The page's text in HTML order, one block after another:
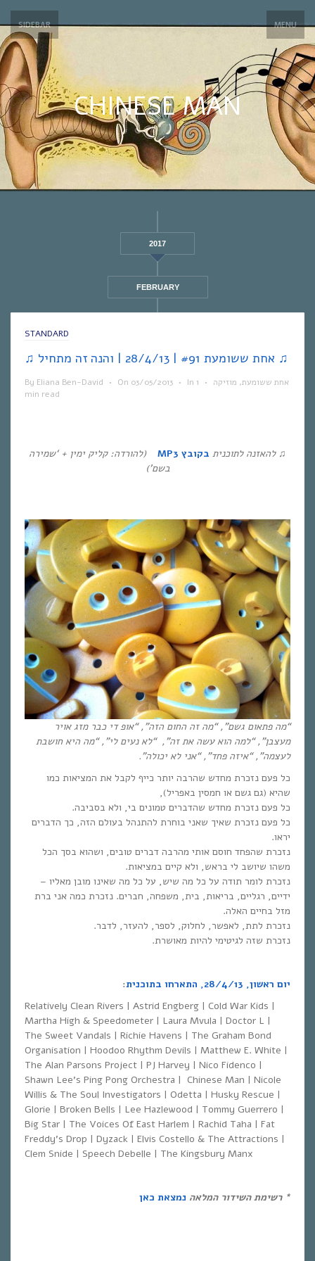
SIDEBAR MENU
CHINESE MAN
2017
FEBRUARY
STANDARD
♫ אחת ששומעת #91 | 28/4/13 | והנה זה מתחיל ♫
By Eliana Ben-David • On 03/05/2013 • In אחת ששומעת, מוזיקה •
1
min read
♫ להאזנה לתוכנית בקובץ MP3
(להורדה: קליק ימין + ‘שמירה
בשם’)
“מה פתאום גשם”, “מה זה החום הזה”, “אופ די כבר מזג אויר
מעצבן”, “למה הוא עשה את זה”, “לא נעים לי”, “מה היא חושבת
לעצמה”, “איזה פחד”, “אני לא יכולה”.
כל פעם נזכרת מחדש שהרבה יותר כייף לקבל את המציאות כמו
שהיא (גם גשם או חמסין באפריל),
כל פעם נזכרת מחדש שהדברים טמונים בי, ולא בסביבה.
כל פעם נזכרת שאיך שאני בוחרת להתנהל בעולם הזה, כך הדברים
יראו.
נזכרת שהפחד חוסם אותי מהרבה דברים טובים, ושהוא בסך הכל
משהו שיושב לי בראש, ולא קיים במציאות.
נזכרת לומר תודה על כל מה שיש, על כל מה שאינו מובן מאליו –
ידיים, רגליים, בריאות, בית, משפחה, חברים. נזכרת כמה אני ברת
מזל בחיים האלה.
נזכרת לתת, לאפשר, לחלוק, לספר, להעזר, לדבר.
נזכרת שזה לגיטימי להיות מאושרת.
יום ראשון, 28/4/13, התארחו בתוכנית
:
Relatively Clean Rivers | Astrid Engberg | Cold War Kids |
Martha High & Speedometer | Laura Mvula | Doctor L |
The Sweet Vandals | Richie Havens | The Graham Bond
Organisation | Hoodoo Rhythm Devils | Matthew E. White |
The Alan Parsons Project | PJ Harvey | Nico Fidenco |
Shawn Lee’s Ping Pong Orchestra | Chinese Man | Nicole
Willis & The Soul Investigators | Odetta | Husky Rescue |
Glorie | Broken Bells | Lee Hazlewood | Tommy Guerrero |
Big Star | The Voices Of East Harlem | Rachid Taha | Fat
Freddy’s Drop | Dyzack | Elvis Costello & The Attractions |
Clem Snide | Speech Debelle | The Kingsbury Manx
* רשימת השידור המלאה נמצאת כאן